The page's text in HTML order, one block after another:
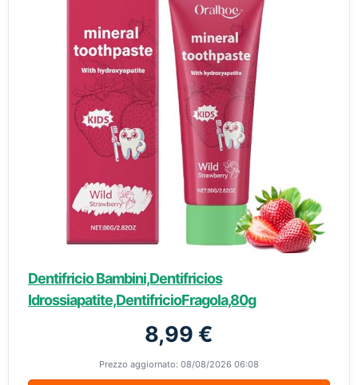
Dentifricio Bambini,Dentifricios
Idrossiapatite,DentifricioFragola,80g
8,99 €
Prezzo aggiornato: 08/08/2026 06:08